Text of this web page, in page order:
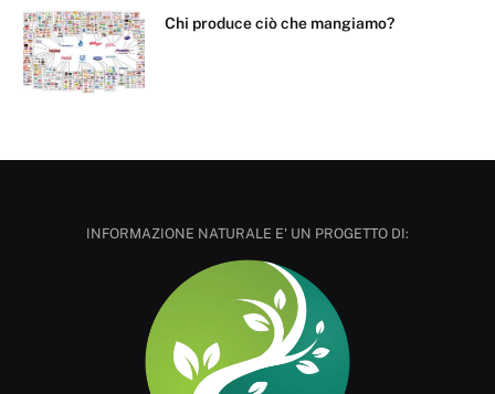
Chi produce ciò che mangiamo?
INFORMAZIONE NATURALE E' UN PROGETTO DI: